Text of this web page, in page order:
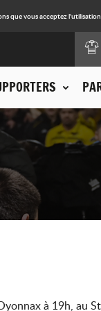
que vous acceptez
à 19h, au